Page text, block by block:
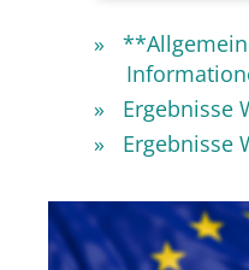
Ergebnisse
Ergebnisse